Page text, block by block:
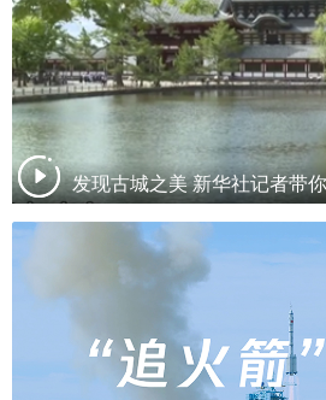
发现古城之美 新华社记者带